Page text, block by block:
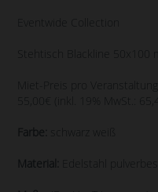
Eventwide Collection
Stehtisch Blackline 50x100
Miet-Preis pro
55,00€ (inkl. 19% MwSt.:
Farbe: schwarz weiß
Material: Edelstahl